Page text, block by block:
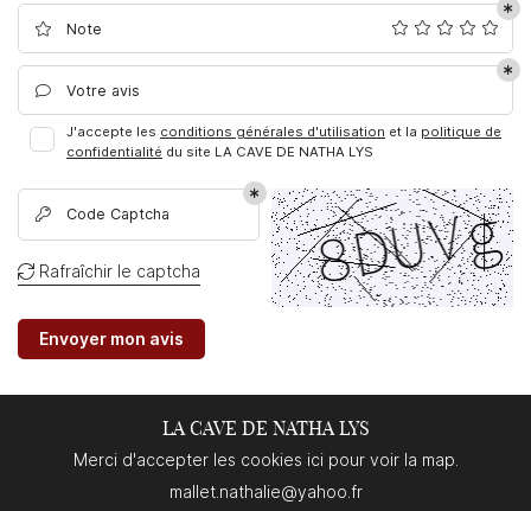
ACCUEIL
FLEURISTE
CAVE
IDÉES CADEAUX
CRÉATIONS
AVIS
ACTU'
CONTACT
05 61 88 25
désinscrire à tout moment en utilisantle formulaire de désinscription.
Inscription
 Note
 Votre avis
J'accepte les conditions générales d'utilisation et la politique de
confidentialité du site LA CAVE DE NATHA LYS
 Code Captcha
 Rafraîchir le captcha
Envoyer mon avis
LA CAVE DE NATHA LYS
Merci d'accepter les cookies icipour voir la map.